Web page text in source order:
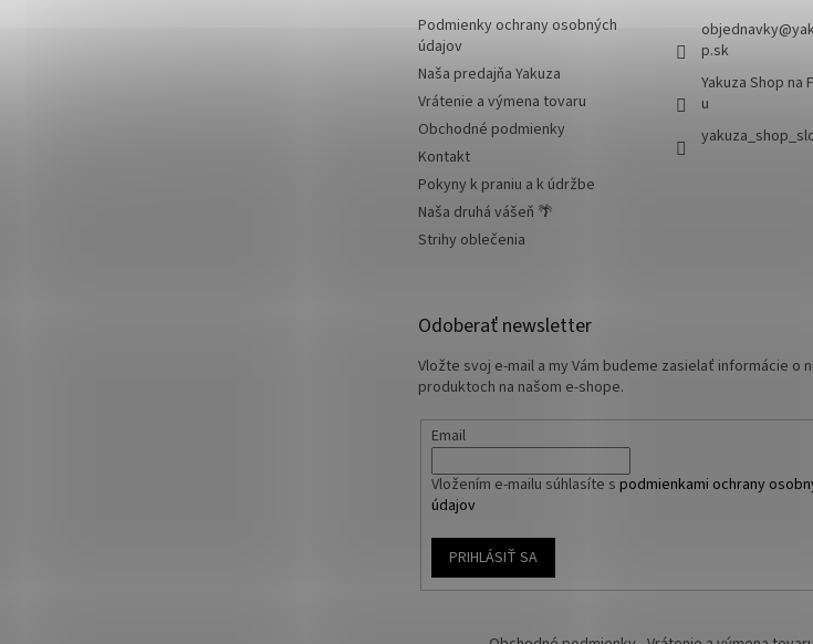
Podmienky ochrany osobných
údajov
Naša predajňa Yakuza
Vrátenie a výmena tovaru
Obchodné podmienky
Kontakt
Pokyny k praniu a k údržbe
Naša druhá vášeň 🌴
Strihy oblečenia
objednavky@
p.sk
Yakuza Shop na
u
Odoberať newsletter
Vložte svoj e-mail a my Vám budeme zasielať informácie o
produktoch na našom e-shope.
Email
Vložením e-mailu súhlasíte s podmienkami ochrany
údajov
PRIHLÁSIŤ SA